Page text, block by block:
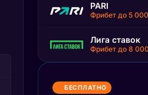
PARI
Фрибет до 5
Лига ставок
Фрибет до 8
БЕСПЛАТНО